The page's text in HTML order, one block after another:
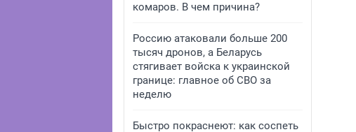
комаров. В чем причина?
Россию атаковали больше 200
тысяч дронов, а Беларусь
стягивает войска к украинской
границе: главное об СВО за
неделю
Быстро покраснеют: как соспеть